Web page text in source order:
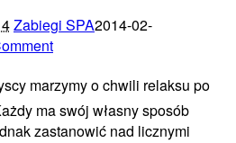
Zabiegi SPA2014-02-
marzymy o chwili relaksu po
ma swój własny sposób
zastanowić nad licznymi